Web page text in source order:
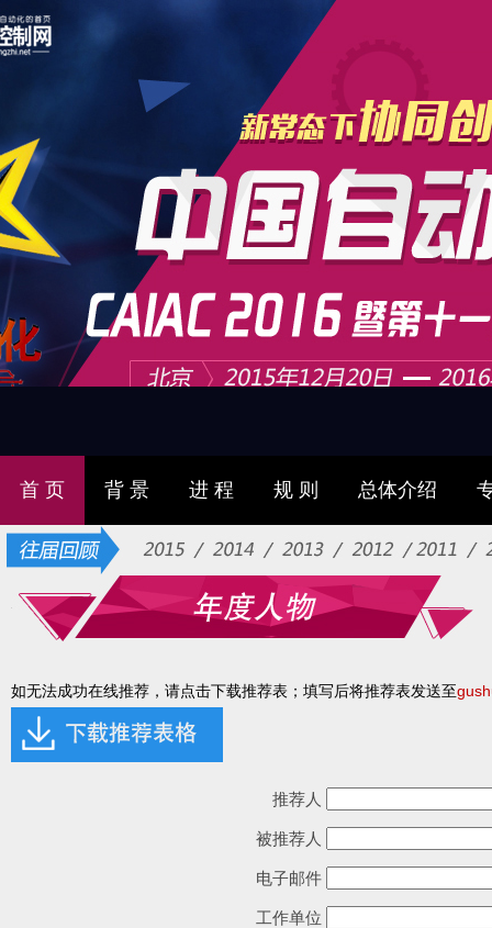
首 页 背 景 进 程 规 则 总体介绍
如无法成功在线推荐，请点击下载推荐表；填写后将推荐表发送至
推荐人
被推荐人
电子邮件
工作单位